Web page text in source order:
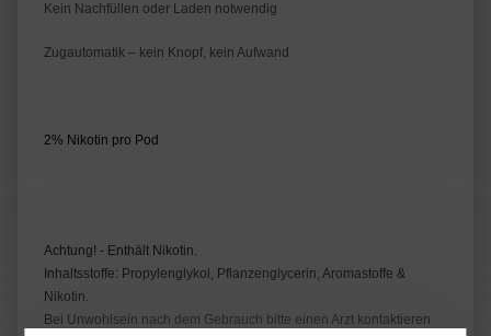
Kein Nachfüllen oder Laden notwendig
Zugautomatik – kein Knopf, kein Aufwand
2% Nikotin pro Pod
Achtung! - Enthält Nikotin.
Inhaltsstoffe: Propylenglykol, Pflanzenglycerin, Aromastoffe &
Nikotin.
Bei Unwohlsein nach dem Gebrauch bitte einen Arzt kontaktieren